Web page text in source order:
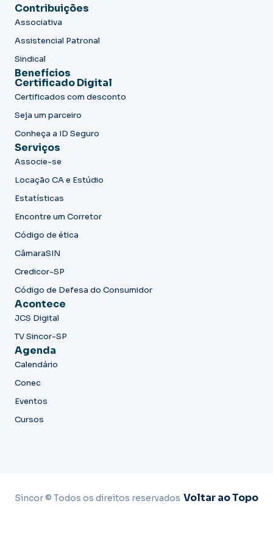
Contribuições
Associativa
Assistencial Patronal
Sindical
Benefícios
Certificado Digital
Certificados com desconto
Seja um parceiro
Conheça a ID Seguro
Serviços
Associe-se
Locação CA e Estúdio
Estatísticas
Encontre um Corretor
Código de ética
CâmaraSIN
Credicor-SP
Código de Defesa do Consumidor
Acontece
JCS Digital
TV Sincor-SP
Agenda
Calendário
Conec
Eventos
Cursos
Sincor © Todos os direitos reservados Voltar ao Topo